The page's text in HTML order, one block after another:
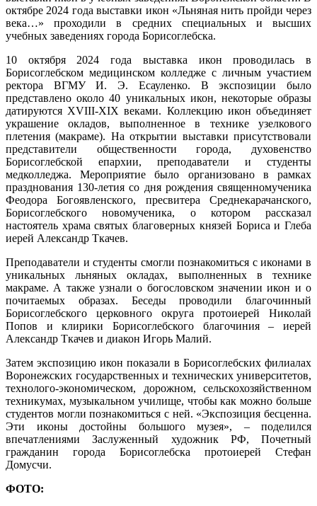
октябре 2024 года выставки икон «Льняная нить пройди через
века…» проходили в средних специальных и высших
учебных заведениях города Борисоглебска.
10 октября 2024 года выставка икон проводилась в
Борисоглебском медицинском колледже с личным участием
ректора ВГМУ И. Э. Есауленко. В экспозиции было
представлено около 40 уникальных икон, некоторые образы
датируются ХVIII-ХIХ веками. Коллекцию икон объединяет
украшение окладов, выполненное в технике узелкового
плетения (макраме). На открытии выставки присутствовали
представители общественности города, духовенство
Борисоглебской епархии, преподаватели и студенты
медколледжа. Мероприятие было организовано в рамках
празднования 130-летия со дня рождения священномученика
Феодора Богоявленского, пресвитера Среднекарачанского,
Борисоглебского новомученика, о котором рассказал
настоятель храма святых благоверных князей Бориса и Глеба
иерей Александр Ткачев.
Преподаватели и студенты смогли познакомиться с иконами в
уникальных льняных окладах, выполненных в технике
макраме. А также узнали о богословском значении икон и о
почитаемых образах. Беседы проводили благочинный
Борисоглебского церковного округа протоиерей Николай
Попов и клирики Борисоглебского благочиния – иерей
Александр Ткачев и диакон Игорь Малий.
Затем экспозицию икон показали в Борисоглебских филиалах
Воронежских государственных и технических университетов,
технолого-экономическом, дорожном, сельскохозяйственном
техникумах, музыкальном училище, чтобы как можно больше
студентов могли познакомиться с ней. «Экспозиция бесценна.
Эти иконы достойны большого музея», – поделился
впечатлениями Заслуженный художник РФ, Почетный
гражданин города Борисоглебска протоиерей Стефан
Домусчи.
ФОТО: